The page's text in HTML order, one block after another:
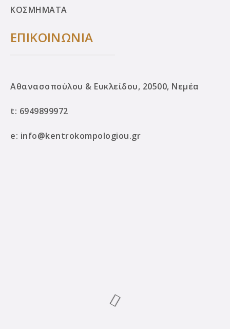
ΚΟΣΜΗΜΑΤΑ
ΕΠΙΚΟΙΝΩΝΙΑ
Αθανασοπούλου & Ευκλείδου, 20500, Νεμέα
t: 6949899972
e: info@kentrokompologiou.gr